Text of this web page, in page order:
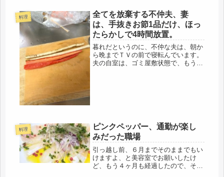
料理
全てを放棄する不仲夫、妻
は、手抜きお節1品だけ、ほっ
たらかしで4時間放置。
暮れだというのに、不仲な夫は、朝か
ら晩までＴＶの前で寝転んでいます。
夫の自室は、ゴミ屋敷状態で、もう数
料理
ピンクペッパー、通勤が楽し
みだった職場
引っ越し前、６月までそのままでもい
けますよ、と美容室でお願いしたけ
ど、もう４ヶ月も経過したので、そろ